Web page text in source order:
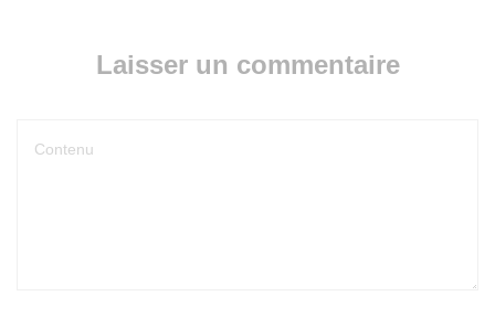
Laisser un commentaire